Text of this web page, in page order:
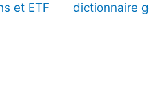
et ETF dictionnaire